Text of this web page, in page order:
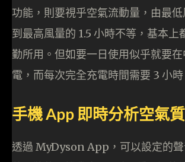
功能，則要視乎空氣流動量，由最低
到最高風量的 1.5 小時不等，基本上
勤所用。但如要一日使用似乎就要
電，而每次完全充電時間需要 3 小時
手機 App 即時分析空氣
透過 MyDyson App，可以設定的